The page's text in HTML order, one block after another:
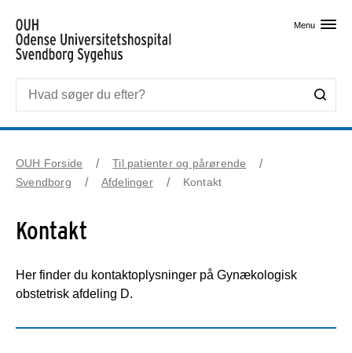
Menu
OUH Forside
Til patienter og pårørende
Svendborg
Afdelinger Kontakt
Kontakt
Her finder du kontaktoplysninger på Gynækologisk
obstetrisk afdeling D.